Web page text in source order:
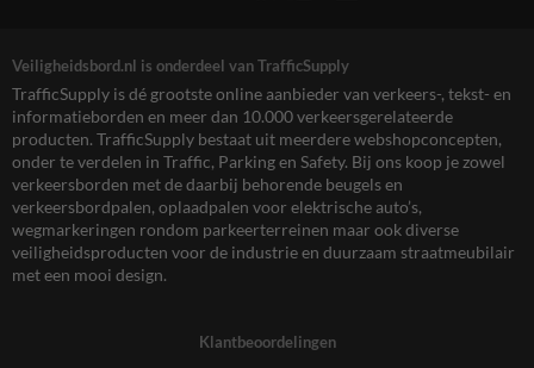
Veiligheidsbord.nl is onderdeel van TrafficSupply
TrafficSupply is dé grootste online aanbieder van verkeers-, tekst- en
informatieborden en meer dan 10.000 verkeersgerelateerde
producten. TrafficSupply bestaat uit meerdere webshopconcepten,
onder te verdelen in Traffic, Parking en Safety. Bij ons koop je zowel
verkeersborden met de daarbij behorende beugels en
verkeersbordpalen, oplaadpalen voor elektrische auto’s,
wegmarkeringen rondom parkeerterreinen maar ook diverse
veiligheidsproducten voor de industrie en duurzaam straatmeubilair
met een mooi design.
Klantbeoordelingen